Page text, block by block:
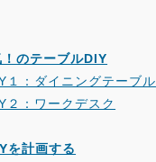
！のテーブルDIY
１：ダイニングテーブル
２：ワークデスク
を計画する